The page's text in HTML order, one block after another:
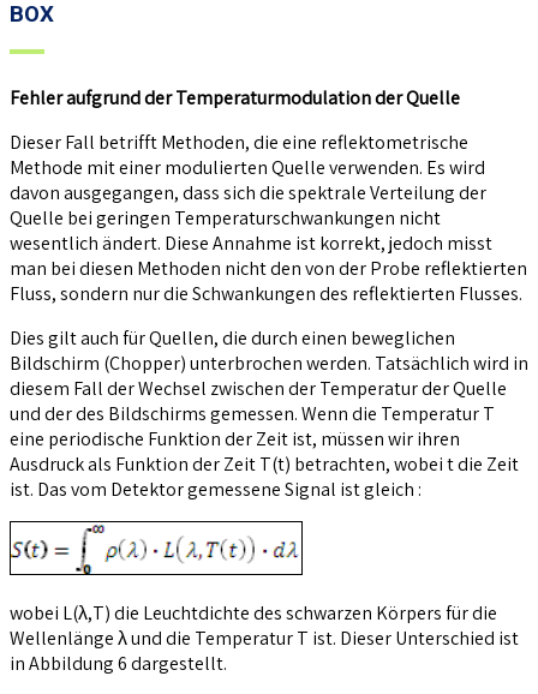
BOX
Fehler aufgrund der Temperaturmodulation der Quelle
Dieser Fall betrifft Methoden, die eine reflektometrische
Methode mit einer modulierten Quelle verwenden. Es wird
davon ausgegangen, dass sich die spektrale Verteilung der
Quelle bei geringen Temperaturschwankungen nicht
wesentlich ändert. Diese Annahme ist korrekt, jedoch misst
man bei diesen Methoden nicht den von der Probe reflektierten
Fluss, sondern nur die Schwankungen des reflektierten Flusses.
Dies gilt auch für Quellen, die durch einen beweglichen
Bildschirm (Chopper) unterbrochen werden. Tatsächlich wird in
diesem Fall der Wechsel zwischen der Temperatur der Quelle
und der des Bildschirms gemessen. Wenn die Temperatur T
eine periodische Funktion der Zeit ist, müssen wir ihren
Ausdruck als Funktion der Zeit T(t) betrachten, wobei t die Zeit
ist. Das vom Detektor gemessene Signal ist gleich :
wobei L(λ,T) die Leuchtdichte des schwarzen Körpers für die
Wellenlänge λ und die Temperatur T ist. Dieser Unterschied ist
in Abbildung 6 dargestellt.